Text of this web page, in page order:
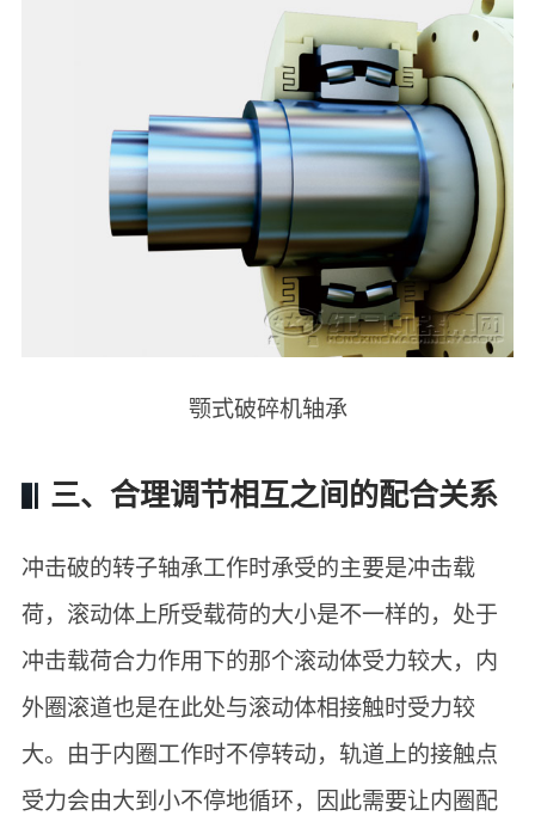
颚式破碎机轴承
三、合理调节相互之间的配合关系
冲击破的转子轴承工作时承受的主要是冲击载
荷，滚动体上所受载荷的大小是不一样的，处于
冲击载荷合力作用下的那个滚动体受力较大，内
外圈滚道也是在此处与滚动体相接触时受力较
大。由于内圈工作时不停转动，轨道上的接触点
受力会由大到小不停地循环，因此需要让内圈配